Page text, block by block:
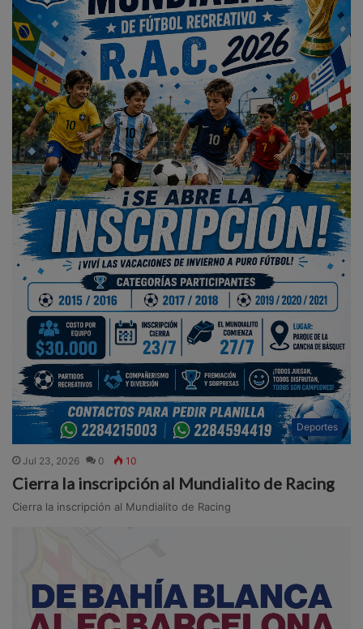
Deportes
Jul 23, 2026 0 10
Cierra la inscripción al Mundialito de Racing
Cierra la inscripción al Mundialito de Racing